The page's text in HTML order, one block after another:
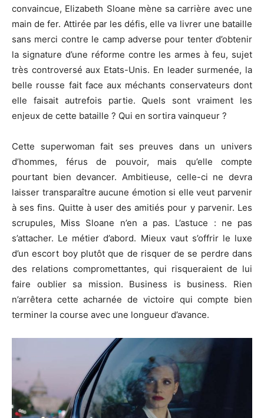
convaincue, Elizabeth Sloane mène sa carrière avec une
main de fer. Attirée par les défis, elle va livrer une bataille
sans merci contre le camp adverse pour tenter d’obtenir
la signature d’une réforme contre les armes à feu, sujet
très controversé aux Etats-Unis. En leader surmenée, la
belle rousse fait face aux méchants conservateurs dont
elle faisait autrefois partie. Quels sont vraiment les
enjeux de cette bataille ? Qui en sortira vainqueur ?
Cette superwoman fait ses preuves dans un univers
d’hommes, férus de pouvoir, mais qu’elle compte
pourtant bien devancer. Ambitieuse, celle-ci ne devra
laisser transparaître aucune émotion si elle veut parvenir
à ses fins. Quitte à user des amitiés pour y parvenir. Les
scrupules, Miss Sloane n’en a pas. L’astuce : ne pas
s’attacher. Le métier d’abord. Mieux vaut s’offrir le luxe
d’un escort boy plutôt que de risquer de se perdre dans
des relations compromettantes, qui risqueraient de lui
faire oublier sa mission. Business is business. Rien
n’arrêtera cette acharnée de victoire qui compte bien
terminer la course avec une longueur d’avance.